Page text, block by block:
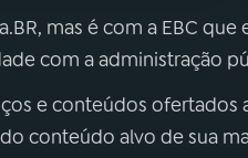
mas é com a EBC que
com a administração
e conteúdos ofertados
conteúdo alvo de sua